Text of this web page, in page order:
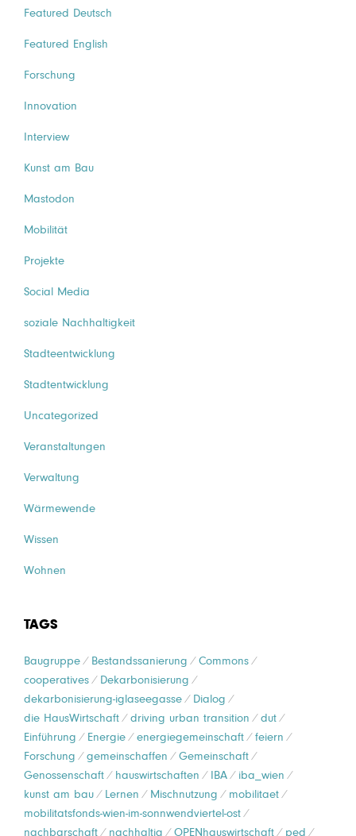
Featured Deutsch
Featured English
Forschung
Innovation
Interview
Kunst am Bau
Mastodon
Mobilität
Projekte
Social Media
soziale Nachhaltigkeit
Stadteentwicklung
Stadtentwicklung
Uncategorized
Veranstaltungen
Verwaltung
Wärmewende
Wissen
Wohnen
TAGS
Baugruppe Bestandssanierung
Commons
cooperatives
Dekarbonisierung
dekarbonisierung-iglaseegasse
Dialog
die HausWirtschaft
driving urban transition
dut
Einführung
Energie energiegemeinschaft
feiern
Forschung
gemeinschaffen
Gemeinschaft
Genossenschaft
hauswirtschaften IBA
iba_wien
kunst am bau
Lernen Mischnutzung
mobilitaet
mobilitatsfonds-wien-im-sonnwendviertel-ost
nachbarschaft
nachhaltig OPENhauswirtschaft ped